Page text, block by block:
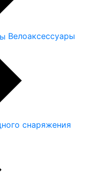
Велоаксессуары
снаряжения